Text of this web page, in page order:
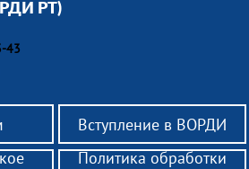
РТ)
43
Вступление в ВОРДИ
Политика обработки